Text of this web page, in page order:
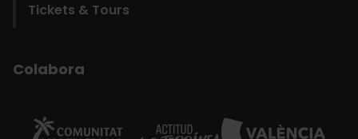
Tickets & Tours
Colabora